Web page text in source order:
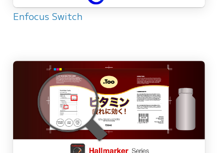
Enfocus Switch